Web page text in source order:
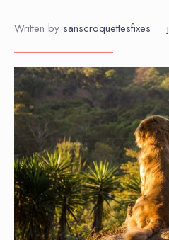
Written by sanscroquettesfixes •